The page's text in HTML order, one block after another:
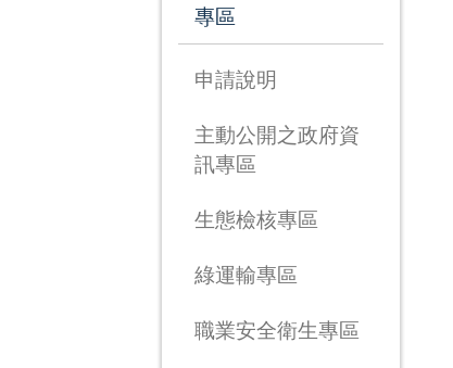
專區
申請說明
主動公開之政府資
訊專區
生態檢核專區
綠運輸專區
職業安全衛生專區